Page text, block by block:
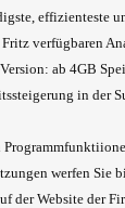
effizienteste
Fritz verfügbaren
ab 4GB
in der
werfen Sie
der Website der